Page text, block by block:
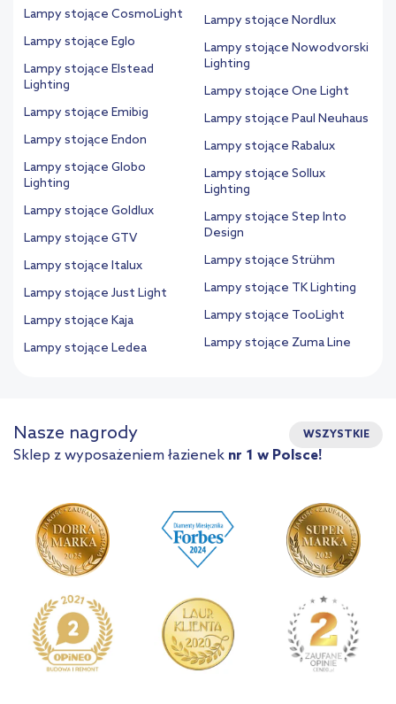
Lampy stojące CosmoLight
Lampy stojące Eglo
Lampy stojące Elstead
Lighting
Lampy stojące Emibig
Lampy stojące Endon
Lampy stojące Globo
Lighting
Lampy stojące Goldlux
Lampy stojące GTV
Lampy stojące Italux
Lampy stojące Just Light
Lampy stojące Kaja
Lampy stojące Ledea
Lampy stojące Nordlux
Lampy stojące Nowodvorski
Lighting
Lampy stojące One Light
Lampy stojące Paul Neuhaus
Lampy stojące Rabalux
Lampy stojące Sollux
Lighting
Lampy stojące Step Into
Design
Lampy stojące Strühm
Lampy stojące TK Lighting
Lampy stojące TooLight
Lampy stojące Zuma Line
Nasze nagrody WSZYSTKIE
Sklep z wyposażeniem łazienek nr 1 w Polsce!